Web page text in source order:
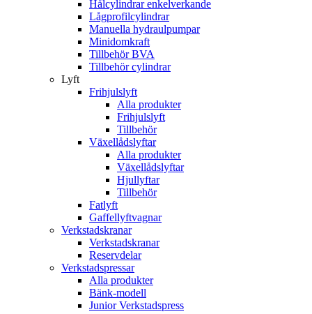
Hålcylindrar enkelverkande
Lågprofilcylindrar
Manuella hydraulpumpar
Minidomkraft
Tillbehör BVA
Tillbehör cylindrar
Lyft
Frihjulslyft
Alla produkter
Frihjulslyft
Tillbehör
Växellådslyftar
Alla produkter
Växellådslyftar
Hjullyftar
Tillbehör
Fatlyft
Gaffellyftvagnar
Verkstadskranar
Verkstadskranar
Reservdelar
Verkstadspressar
Alla produkter
Bänk-modell
Junior Verkstadspress